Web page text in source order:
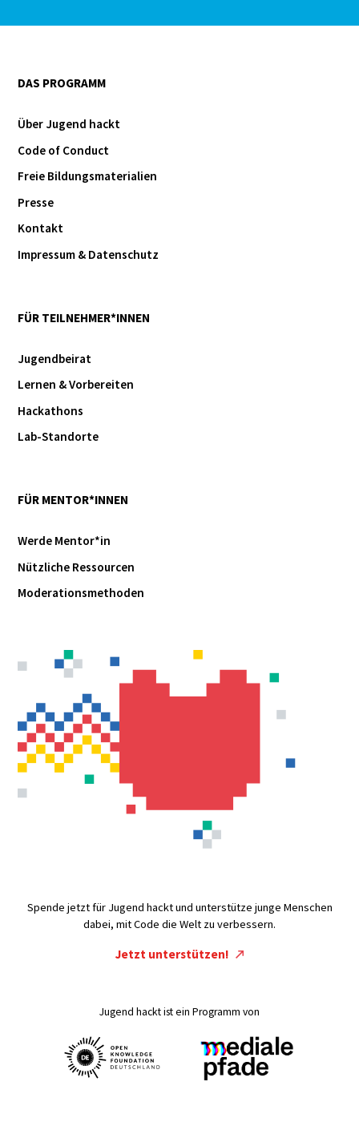
DAS PROGRAMM
Über Jugend hackt
Code of Conduct
Freie Bildungsmaterialien
Presse
Kontakt
Impressum & Datenschutz
FÜR TEILNEHMER*INNEN
Jugendbeirat
Lernen & Vorbereiten
Hackathons
Lab-Standorte
FÜR MENTOR*INNEN
Werde Mentor*in
Nützliche Ressourcen
Moderationsmethoden
Spende jetzt für Jugend hackt und unterstütze junge Menschen
dabei, mit Code die Welt zu verbessern.
Jetzt unterstützen!
Jugend hackt ist ein Programm von